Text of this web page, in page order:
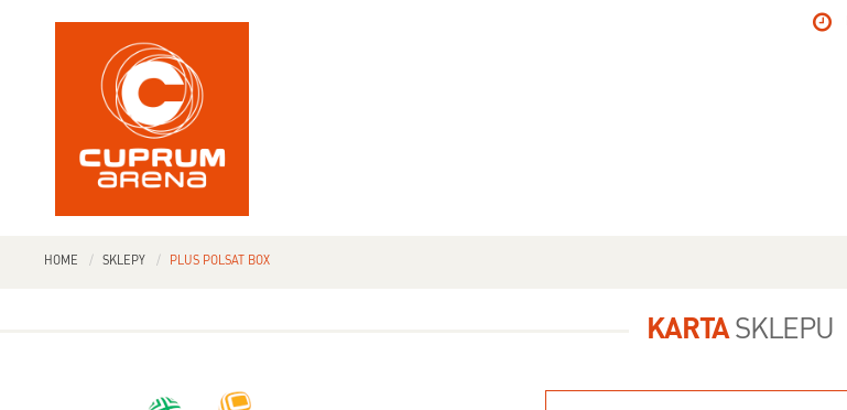
HOME SKLEPY PLUS POLSAT BOX
KARTASKLEPU